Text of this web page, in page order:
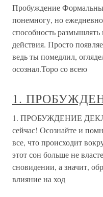
Пробуждение
понемногу, но
способность
действия. Просто
ведь ты помедлил,
осознал.Торо со всею
1.
1. ПРОБУЖДЕНИЕ
сейчас! Осознайте и
все, что происходит
этот сон больше не
сновидении, а значит,
влияние на ход